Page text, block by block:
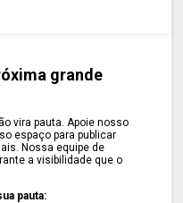
grande
vira pauta. Apoie nosso
espaço para publicar
Nossa equipe de
a visibilidade que o
pauta: